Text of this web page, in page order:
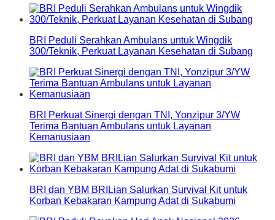
BRI Peduli Serahkan Ambulans untuk Wingdik
300/Teknik, Perkuat Layanan Kesehatan di Subang
BRI Perkuat Sinergi dengan TNI, Yonzipur 3/YW
Terima Bantuan Ambulans untuk Layanan
Kemanusiaan
BRI dan YBM BRILian Salurkan Survival Kit untuk
Korban Kebakaran Kampung Adat di Sukabumi